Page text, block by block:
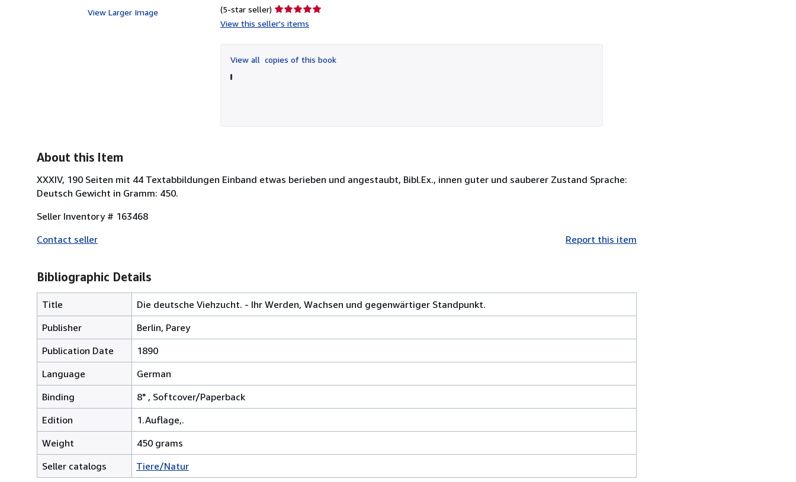
View Larger Image
(5-star seller) Seller
rating
of
5
View this seller's items
View all copies of this book
About this Item
XXXIV, 190 Seiten mit 44 Textabbildungen Einband etwas berieben und angestaubt, Bibl.Ex., innen guter und sauberer Zustand Sprache:
Deutsch Gewicht in Gramm: 450.
Seller Inventory # 163468
Contact seller
Report this item
Bibliographic Details
Title
Die deutsche Viehzucht. - Ihr Werden, Wachsen und gegenwärtiger Standpunkt.
Publisher
Berlin, Parey
Publication Date
1890
Language
German
Binding
8° , Softcover/Paperback
Edition
1.Auflage,.
Weight
450 grams
Seller catalogs
Tiere/Natur